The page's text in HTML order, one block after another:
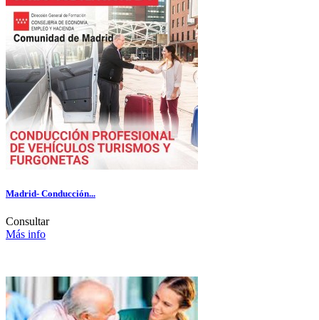
Madrid- Conducción...
Consultar
Más info